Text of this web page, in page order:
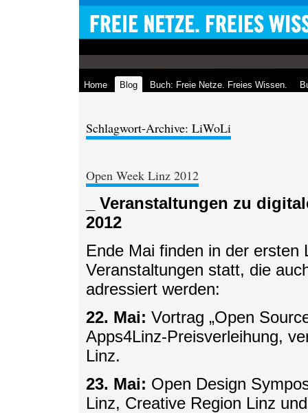
Home Blog Buch: Freie Netze. Freies Wissen.
Schlagwort-Archive: LiWoLi
Open Week Linz 2012
_ Veranstaltungen zu
2012
Ende Mai finden in der ersten
Veranstaltungen statt, die
adressiert werden:
22. Mai: Vortrag „Open
Apps4Linz-Preisverleihung,
Linz.
23. Mai: Open Design
Linz, Creative Region Linz